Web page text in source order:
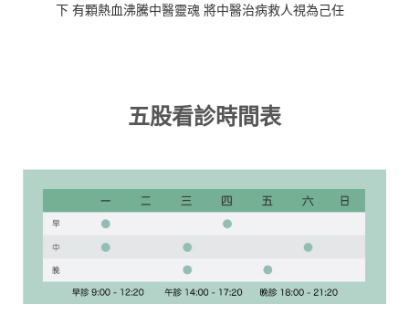
下 有顆熱血沸騰中醫靈魂 將中醫治病救人視為己任
五股看診時間表